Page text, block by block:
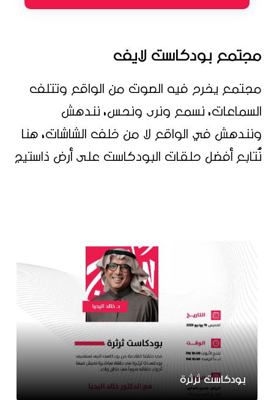
مجتمع بودكاست لايف
مجتمع يخرح فيه الصوت من الواقع وتتلف
السماعات، نسمع ونرى ونحس، نندهش
ونندهش في الواقع لا من خلف الشاشات، هنا
نُتابع أفضل حلقات البودكاست على أرض ذاستيج
بودكاست ثرثرة